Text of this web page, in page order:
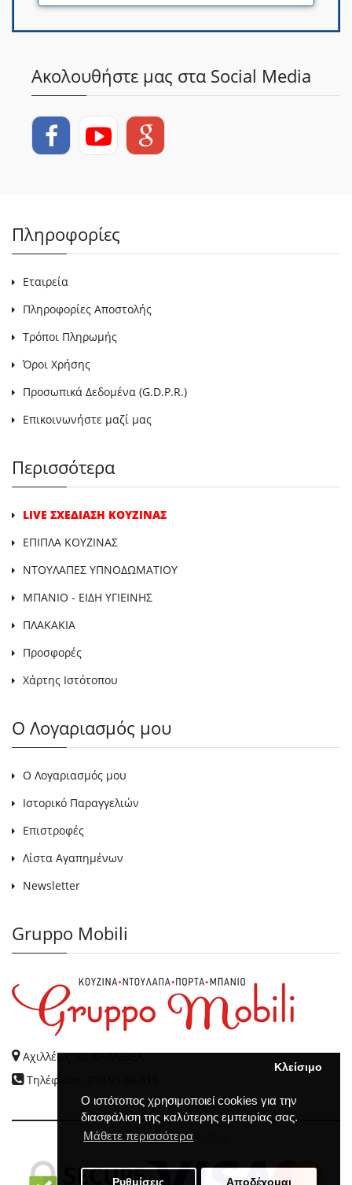
Ο ιστότοπος χρησιμοποιεί cookies για την
διασφάλιση της καλύτερης εμπειρίας σας.
Μάθετε περισσότερα
Κλείσιμο
Ρυθμίσεις Αποδέχομαι
Ακολουθήστε μας στα Social Media
Πληροφορίες
Εταιρεία
Πληροφορίες Αποστολής
Τρόποι Πληρωμής
Όροι Χρήσης
Προσωπικά Δεδομένα (G.D.P.R.)
Επικοινωνήστε μαζί μας
Περισσότερα
LIVE ΣΧΕΔΙΑΣΗ ΚΟΥΖΙΝΑΣ
ΕΠΙΠΛΑ ΚΟΥΖΙΝΑΣ
ΝΤΟΥΛΑΠΕΣ ΥΠΝΟΔΩΜΑΤΙΟΥ
ΜΠΑΝΙΟ - ΕΙΔΗ ΥΓΙΕΙΝΗΣ
ΠΛΑΚΑΚΙΑ
Προσφορές
Χάρτης Ιστότοπου
Ο Λογαριασμός μου
Ο Λογαριασμός μου
Ιστορικό Παραγγελιών
Επιστροφές
Λίστα Αγαπημένων
Newsletter
Gruppo Mobili
Αχιλλέως 90, ΚΑΛΛΙΘΕΑ
Τηλέφωνο: 210.95.86.615
GRUPPO MOBILI